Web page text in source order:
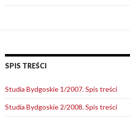
SPIS TREŚCI
Studia Bydgoskie 1/2007. Spis treści
Studia Bydgoskie 2/2008. Spis treści